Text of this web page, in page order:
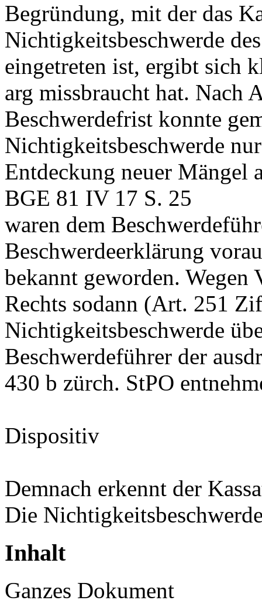
Begründung, mit der das
Nichtigkeitsbeschwerde
eingetreten ist, ergibt sich
arg missbraucht hat. Nach
Beschwerdefrist konnte
Nichtigkeitsbeschwerde
Entdeckung neuer Mängel
BGE 81 IV 17 S. 25
waren dem
Beschwerdeerklärung
bekannt geworden. Wegen
Rechts sodann (Art. 251
Nichtigkeitsbeschwerde
Beschwerdeführer der
430 b zürch. StPO
Dispositiv
Demnach erkennt der
Die
Inhalt
Ganzes Dokument